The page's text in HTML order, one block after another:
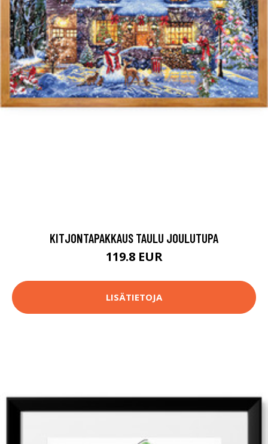
KITJONTAPAKKAUS TAULU JOULUTUPA
119.8 EUR
LISÄTIETOJA